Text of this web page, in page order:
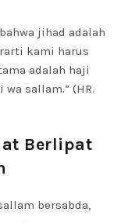
jihad adalah
kami harus
adalah haji
sallam.” (HR.
Berlipat
bersabda,